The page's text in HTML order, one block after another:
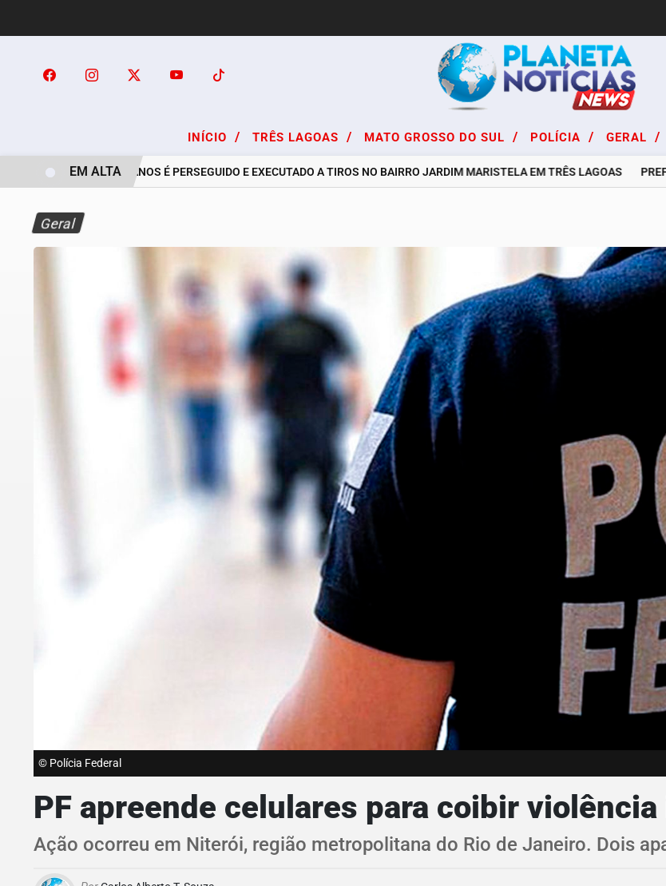
INÍCIO / TRÊS LAGOAS / MATO GROSSO DO SUL / POLÍCIA / GERAL /
RAPAZ DE 24 ANOS É PERSEGUIDO E EXECUTADO A TIROS NO BAIRRO JARDIM MARISTELA EM TRÊS LAGOAS
EM ALTA
Geral
© Polícia Federal
PF apreende celulares para coibir
Ação ocorreu em Niterói, região metropolitana do Rio de Janeiro. Dois